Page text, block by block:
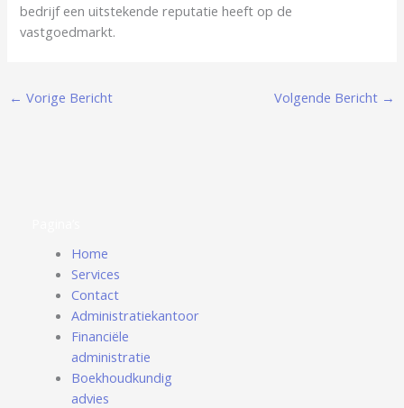
bedrijf een uitstekende reputatie heeft op de
vastgoedmarkt.
← Vorige Bericht Volgende Bericht →
Home
Services
Contact
Administratiekantoor
Financiële
administratie
Boekhoudkundig
advies